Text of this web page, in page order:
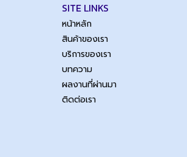
SITE LINKS
หน้าหลัก
สินค้าของเรา
บริการของเรา
บทความ
ผลงานที่ผ่านมา
ติดต่อเรา